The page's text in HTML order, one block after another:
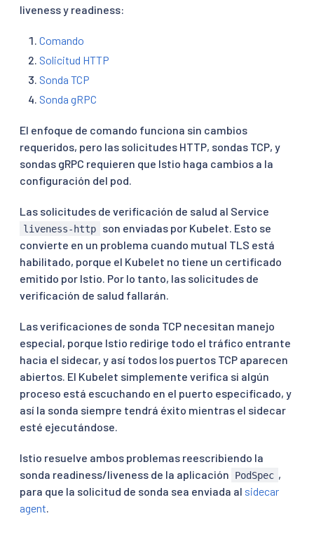
liveness y readiness:
Comando
Solicitud HTTP
Sonda TCP
Sonda gRPC
El enfoque de comando funciona sin cambios
requeridos, pero las solicitudes HTTP, sondas TCP, y
sondas gRPC requieren que Istio haga cambios a la
configuración del pod.
Las solicitudes de verificación de salud al Service
liveness-http
son enviadas por Kubelet. Esto se
convierte en un problema cuando mutual TLS está
habilitado, porque el Kubelet no tiene un certificado
emitido por Istio. Por lo tanto, las solicitudes de
verificación de salud fallarán.
Las verificaciones de sonda TCP necesitan manejo
especial, porque Istio redirige todo el tráfico entrante
hacia el sidecar, y así todos los puertos TCP aparecen
abiertos. El Kubelet simplemente verifica si algún
proceso está escuchando en el puerto especificado, y
así la sonda siempre tendrá éxito mientras el sidecar
esté ejecutándose.
Istio resuelve ambos problemas reescribiendo la
sonda readiness/liveness de la aplicación
PodSpec ,
para que la solicitud de sonda sea enviada al sidecar
agent